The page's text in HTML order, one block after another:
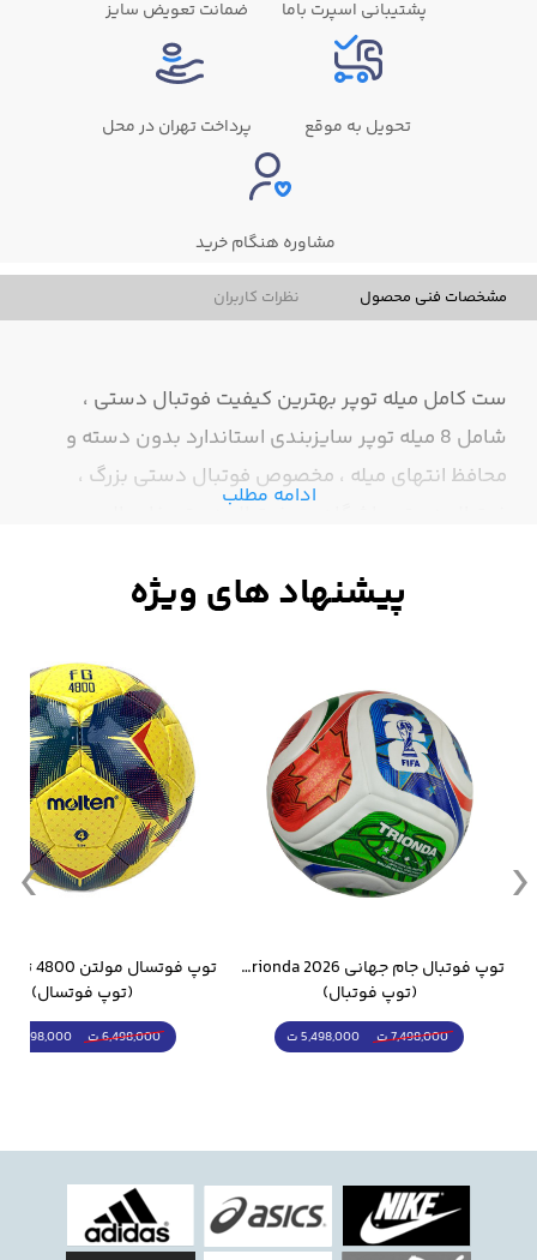
پشتیبانی اسپرت باما ضمانت تعویض سایز
تحویل به موقع پرداخت تهران در محل
مشاوره هنگام خرید
مشخصات فنی محصول نظرات کاربران
ست کامل میله توپر بهترین کیفیت فوتبال دستی ،
شامل 8 میله توپر سایزبندی استاندارد بدون دسته و
محافظ انتهای میله ، مخصوص فوتبال دستی بزرگ ،
فوتبال دستی باشگاهی ، فوتبال دستی فایربال
ادامه مطلب
توپ فوتبال جام جهانی 2026 Trionda مشابه اورجینال
(توپ فوتبال)
7,498,000 ت 5,498,000 ت
(توپ فوتسال)
6,498,000 ت 5,298,000 ت